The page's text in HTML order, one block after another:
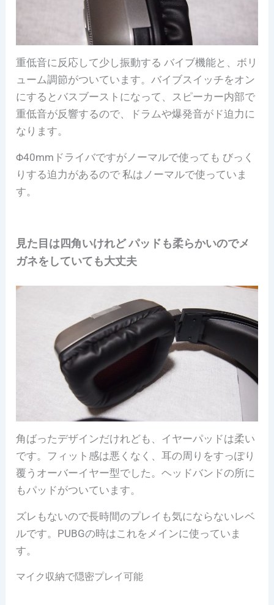
重低音に反応して少し振動する バイブ機能と、ボリ
ューム調節がついています。バイブスイッチをオン
にするとバスブーストになって、スピーカー内部で
重低音が反響するので、ドラムや爆発音がド迫力に
なります。
Φ40mmドライバですがノーマルで使っても びっく
りする迫力があるので 私はノーマルで使っていま
す。
見た目は四角いけれど パッドも柔らかいのでメ
ガネをしていても大丈夫
角ばったデザインだけれども、イヤーパッドは柔い
です。 フィット感は悪くなく、耳の周りをすっぽり
覆うオーバーイヤー型でした。ヘッドバンドの所に
もパッドがついています。
ズレもないので長時間のプレイも気にならないレベ
ルです。PUBGの時はこれをメインに使っていま
す。
マイク収納で隠密プレイ可能